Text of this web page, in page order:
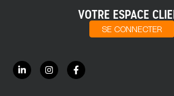
VOTRE ESPACE
SE CONNECTER